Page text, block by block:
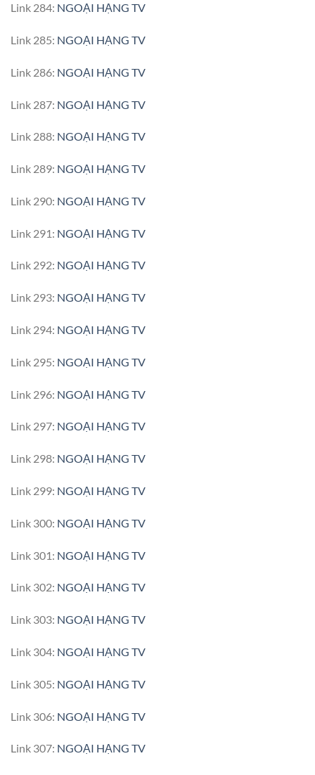
Link 284: NGOẠI HẠNG TV
Link 285: NGOẠI HẠNG TV
Link 286: NGOẠI HẠNG TV
Link 287: NGOẠI HẠNG TV
Link 288: NGOẠI HẠNG TV
Link 289: NGOẠI HẠNG TV
Link 290: NGOẠI HẠNG TV
Link 291: NGOẠI HẠNG TV
Link 292: NGOẠI HẠNG TV
Link 293: NGOẠI HẠNG TV
Link 294: NGOẠI HẠNG TV
Link 295: NGOẠI HẠNG TV
Link 296: NGOẠI HẠNG TV
Link 297: NGOẠI HẠNG TV
Link 298: NGOẠI HẠNG TV
Link 299: NGOẠI HẠNG TV
Link 300: NGOẠI HẠNG TV
Link 301: NGOẠI HẠNG TV
Link 302: NGOẠI HẠNG TV
Link 303: NGOẠI HẠNG TV
Link 304: NGOẠI HẠNG TV
Link 305: NGOẠI HẠNG TV
Link 306: NGOẠI HẠNG TV
Link 307: NGOẠI HẠNG TV